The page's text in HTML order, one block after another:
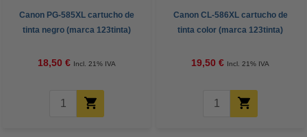
Canon PG-585XL cartucho de
tinta negro (marca 123tinta)
18,50 € Incl. 21% IVA
Canon CL-586XL cartucho de
tinta color (marca 123tinta)
19,50 € Incl. 21% IVA